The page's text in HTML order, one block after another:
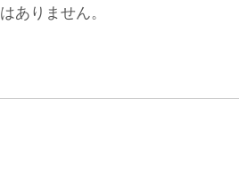
ありません。